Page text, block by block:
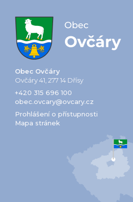
Obec Ovčáry
Ovčáry 41, 277 14 Dřísy
+420 315 696 100
obec.ovcary@ovcary.cz
Prohlášení o přístupnosti
Mapa stránek